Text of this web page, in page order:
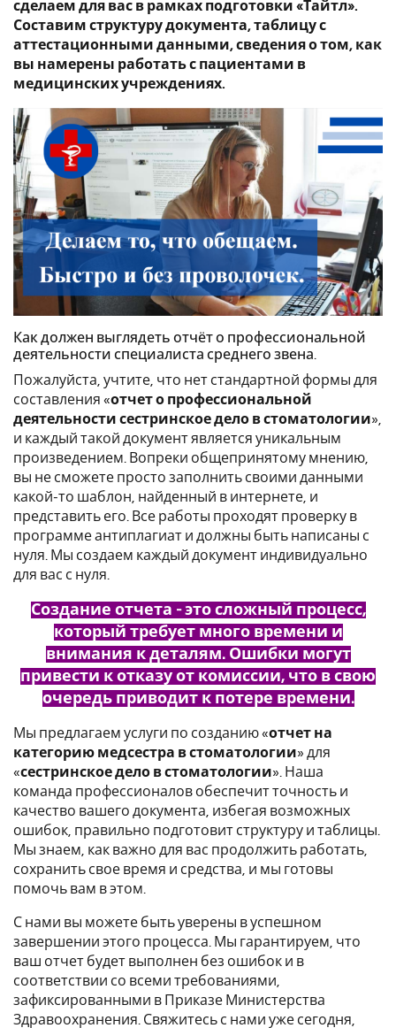
сделаем для вас в рамках подготовки «Тайтл».
Составим структуру документа, таблицу с
аттестационными данными, сведения о том, как
вы намерены работать с пациентами в
медицинских учреждениях.
Как должен выглядеть отчёт о профессиональной
деятельности специалиста среднего звена.
Пожалуйста, учтите, что нет стандартной формы для
составления «отчет о профессиональной
деятельности сестринское дело в стоматологии»,
и каждый такой документ является уникальным
произведением. Вопреки общепринятому мнению,
вы не сможете просто заполнить своими данными
какой-то шаблон, найденный в интернете, и
представить его. Все работы проходят проверку в
программе антиплагиат и должны быть написаны с
нуля. Мы создаем каждый документ индивидуально
для вас с нуля.
Создание отчета - это сложный процесс,
который требует много времени и
внимания к деталям. Ошибки могут
привести к отказу от комиссии, что в свою
очередь приводит к потере времени.
Мы предлагаем услуги по созданию «отчет на
категорию медсестра в стоматологии» для
«сестринское дело в стоматологии». Наша
команда профессионалов обеспечит точность и
качество вашего документа, избегая возможных
ошибок, правильно подготовит структуру и таблицы.
Мы знаем, как важно для вас продолжить работать,
сохранить свое время и средства, и мы готовы
помочь вам в этом.
С нами вы можете быть уверены в успешном
завершении этого процесса. Мы гарантируем, что
ваш отчет будет выполнен без ошибок и в
соответствии со всеми требованиями,
зафиксированными в Приказе Министерства
Здравоохранения. Свяжитесь с нами уже сегодня,